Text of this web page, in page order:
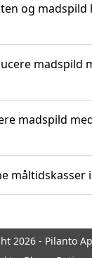
og
madspild
madspild
måltidskasser
2026 - Pilanto